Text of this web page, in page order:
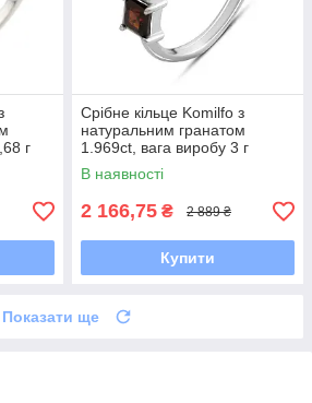
г
18
Срібне кільце Komilfo з
натуральним гранатом
1.969ct, вага виробу 3 г
(2181989) 17.5 розмір 2.74,
17"
В наявності
2 166,75 ₴ 2 889 ₴
Купити
Показати ще